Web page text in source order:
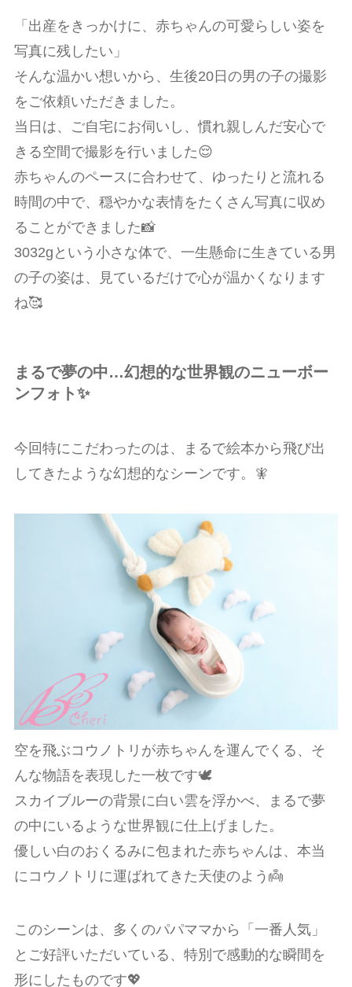
「出産をきっかけに、赤ちゃんの可愛らしい姿を
写真に残したい」
そんな温かい想いから、生後20日の男の子の撮影
をご依頼いただきました。
当日は、ご自宅にお伺いし、慣れ親しんだ安心で
きる空間で撮影を行いました😌
赤ちゃんのペースに合わせて、ゆったりと流れる
時間の中で、穏やかな表情をたくさん写真に収め
ることができました📸
3032gという小さな体で、一生懸命に生きている男
の子の姿は、見ているだけで心が温かくなります
ね🥰
まるで夢の中…幻想的な世界観のニューボー
ンフォト✨
今回特にこだわったのは、まるで絵本から飛び出
してきたような幻想的なシーンです。🧚
空を飛ぶコウノトリが赤ちゃんを運んでくる、そ
んな物語を表現した一枚です🕊️
スカイブルーの背景に白い雲を浮かべ、まるで夢
の中にいるような世界観に仕上げました。
優しい白のおくるみに包まれた赤ちゃんは、本当
にコウノトリに運ばれてきた天使のよう👼
このシーンは、多くのパパママから「一番人気」
とご好評いただいている、 特別で感動的な瞬間 を
形にしたものです💖